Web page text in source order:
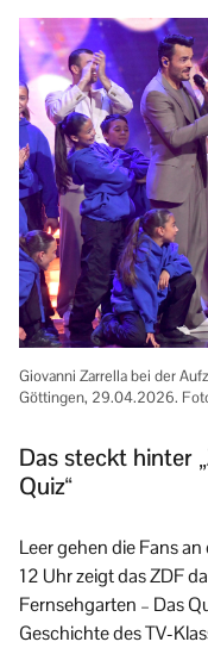
Giovanni Zarrella bei der
Göttingen, 29.04.2026.
Das steckt hinter
Quiz“
Leer gehen die Fans
12 Uhr zeigt das ZDF
Fernsehgarten – Das
Geschichte des TV-